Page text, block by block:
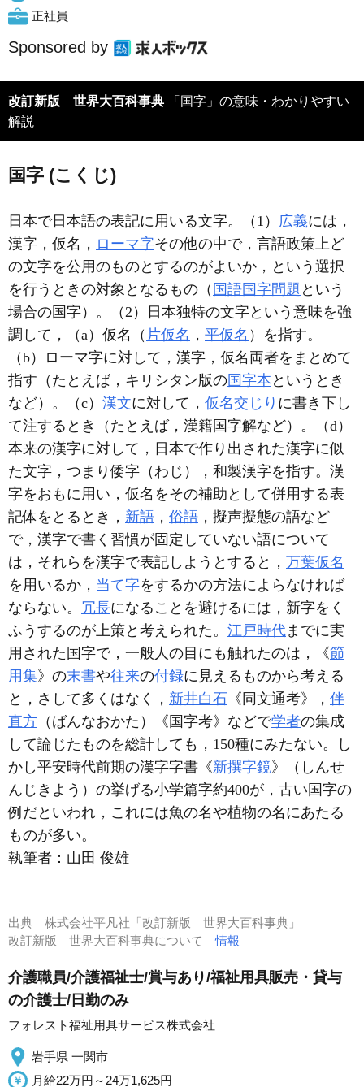
正社員
Sponsored by
改訂新版 世界大百科事典
解説
国字 (こくじ)
日本で日本語の表記に用いる文字。（1） 広義には，
漢字，仮名， ローマ字その他の中で，言語政策上ど
の文字を公用のものとするのがよいか，という選択
を行うときの対象となるもの（ 国語国字問題 という
場合の国字）。（2）日本独特の文字という意味を強
調して，（a）仮名（ 片仮名 ， 平仮名 ）を指す。
（b）ローマ字に対して，漢字，仮名両者をまとめて
指す（たとえば，キリシタン版の国字本 というとき
など）。（c） 漢文に対して， 仮名交じり に書き下し
て注するとき（たとえば，漢籍国字解など）。（d）
本来の漢字に対して，日本で作り出された漢字に似
た文字，つまり倭字（わじ），和製漢字を指す。漢
字をおもに用い，仮名をその補助として併用する表
記体をとるとき， 新語 ， 俗語 ，擬声擬態の語など
で，漢字で書く習慣が固定していない語について
は，それらを漢字で表記しようとすると， 万葉仮名
を用いるか， 当て字をするかの方法によらなければ
ならない。 冗長になることを避けるには，新字をく
ふうするのが上策と考えられた。 江戸時代までに実
用された国字で，一般人の目にも触れたのは，《節
用集》の末書や往来の付録に見えるものから考える
と，さして多くはなく， 新井白石 《同文通考》， 伴
直方 （ばんなおかた）《国字考》などで学者の集成
して論じたものを総計しても，150種にみたない。し
かし平安時代前期の漢字字書《新撰字鏡》（しんせ
んじきよう）の挙げる小学篇字約400が，古い国字の
例だといわれ，これには魚の名や植物の名にあたる
ものが多い。
執筆者： 山田 俊雄
出典 株式会社平凡社「改訂新版 世界大百科事典」
改訂新版 世界大百科事典について情報
介護職員/介護福祉士/賞与あり/福祉用具販売・貸与
の介護士/日勤のみ
フォレスト福祉用具サービス株式会社
岩手県 一関市
月給22万円～24万1,625円